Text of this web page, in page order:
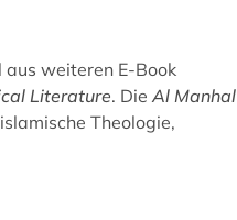
weiteren E-Book
Literature. Die Al Manhal
Theologie,